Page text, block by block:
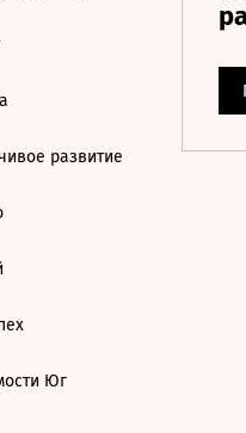
развитие
Юг